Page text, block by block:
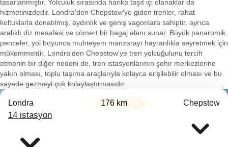
tasarlanmıştır. Yolculuk sırasında harika taşıt içi olanaklar da
hizmetinizdedir. Londra'den Chepstow'ye giden trenler, rahat
koltuklarla donatılmış, aydınlık ve geniş vagonlara sahiptir, ayrıca
aralıklı diz mesafesi ve cömert bir bagaj alanı sunar. Büyük panaromik
penceler, yol boyunca muhteşem manzarayı hayranlıkla seyretmek için
mükemmeldir. Londra'den Chepstow'ye tren yolcuğulunu tercih
etmenin bir diğer nedeni de, tren istasyonlarının şehir merkezlerine
yakın olması, toplu taşıma araçlarıyla kolayca erişilebilir olması ve bu
sayede gezmeyi çok kolaylaştırmasıdır.
Londra 176 km Chepstow
14 istasyon